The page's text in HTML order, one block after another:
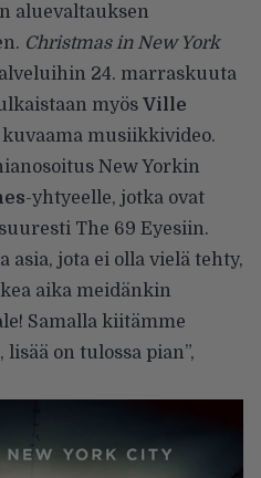
aluevaltauksen
Christmas in New York
24. marraskuuta
myös Ville
kuvaama musiikkivideo.
New Yorkin
-yhtyeelle, jotka ovat
The 69 Eyesiin.
asia, jota ei olla vielä tehty,
aika meidänkin
Samalla kiitämme
on tulossa pian”,